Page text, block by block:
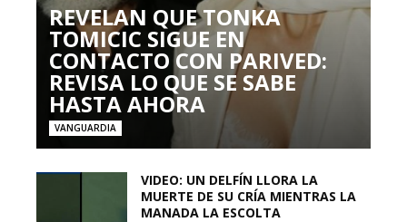
REVELAN QUE TONKA
TOMICIC SIGUE EN
CONTACTO CON PARIVED:
REVISA LO QUE SE SABE
HASTA AHORA
VANGUARDIA
VIDEO: UN DELFÍN LLORA LA
MUERTE DE SU CRÍA MIENTRAS LA
MANADA LA ESCOLTA